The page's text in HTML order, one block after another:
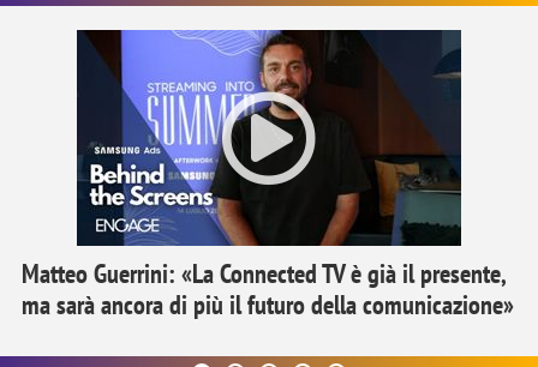
Matteo Guerrini: «La Connected TV è già il presente,
ma sarà ancora di più il futuro della comunicazione»